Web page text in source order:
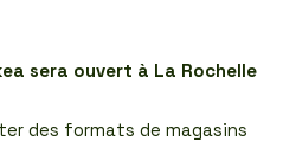
sera ouvert à La Rochelle
des formats de magasins